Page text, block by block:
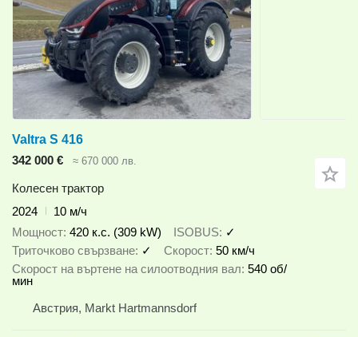
Valtra S 416
342 000 €
≈ 670 000 лв.
Колесен трактор
2024
10 м/ч
Мощност 420 к.с. (309 kW) ISOBUS ✓
Триточково свързване ✓ Скорост 50 км/ч
Скорост на въртене на силоотводния вал 540 об/
мин
Австрия, Markt Hartmannsdorf